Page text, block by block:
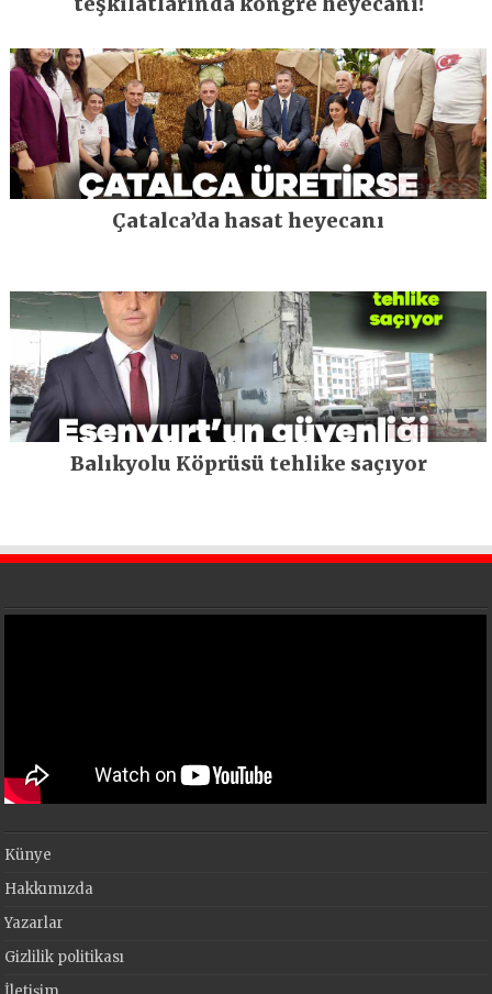
Çatalca’da hasat heyecanı
Balıkyolu Köprüsü tehlike saçıyor
Künye
Hakkımızda
Yazarlar
Gizlilik politikası